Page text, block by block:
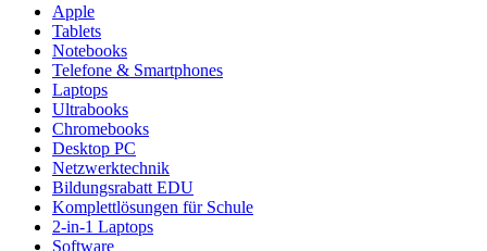
Apple
Tablets
Notebooks
Telefone & Smartphones
Laptops
Ultrabooks
Chromebooks
Desktop PC
Netzwerktechnik
Bildungsrabatt EDU
Komplettlösungen für Schule
2-in-1 Laptops
Software